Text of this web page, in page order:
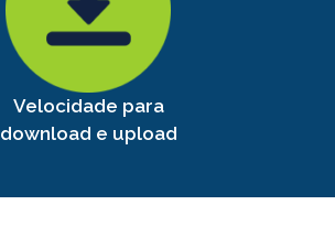
Velocidade para
download e upload